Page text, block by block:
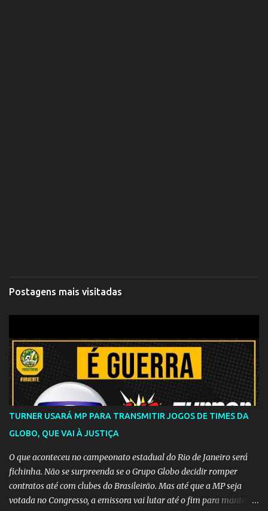
Postagens mais visitadas
TURNER USARÁ MP PARA TRANSMITIR JOGOS DE TIMES DA
GLOBO, QUE VAI À JUSTIÇA
O que aconteceu no campeonato estadual do Rio de Janeiro será
fichinha. Não se surpreenda se o Grupo Globo decidir romper
contratos até com clubes do Brasileirão. Mas até que a MP seja
votada no Congresso, a emissora vai lutar até o fim para manter o